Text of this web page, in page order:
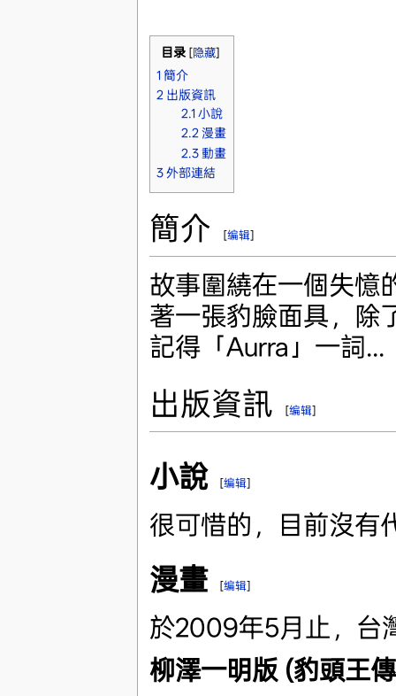
目录[隐藏]
1 簡介
2 出版資訊
2.1 小說
2.2漫畫
2.3動畫
3 外部連結
簡介 [编辑]
故事圍繞在一個失憶
著一張豹臉面具，除
記得「Aurra」一詞...
出版資訊 [编辑]
小說 [编辑]
很可惜的，目前沒有
漫畫 [编辑]
於2009年5月止，台
柳澤一明版 (豹頭王